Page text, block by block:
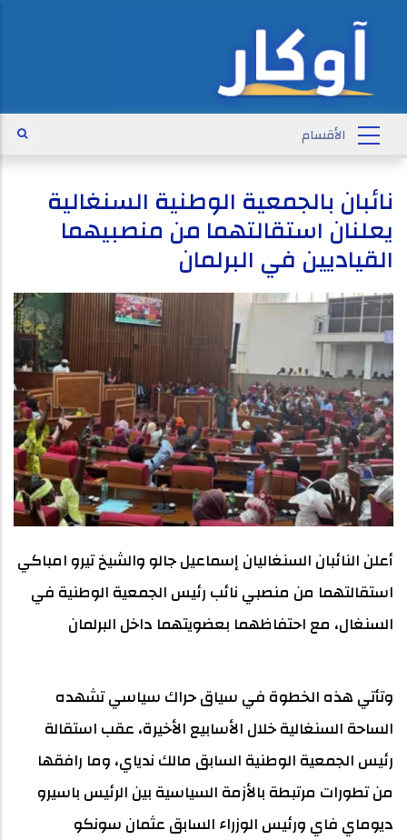
نائبان بالجمعية الوطنية السنغالية
يعلنان استقالتهما من منصبيهما
القياديين في البرلمان
أعلن النائبان السنغاليان إسماعيل جالو والشيخ تيرو امباكي
استقالتهما من منصبي نائب رئيس الجمعية الوطنية في
السنغال، مع احتفاظهما بعضويتهما داخل البرلمان
وتأتي هذه الخطوة في سياق حراك سياسي تشهده
الساحة السنغالية خلال الأسابيع الأخيرة، عقب استقالة
رئيس الجمعية الوطنية السابق مالك ندياي، وما رافقها
من تطورات مرتبطة بالأزمة السياسية بين الرئيس باسيرو
ديوماي فاي ورئيس الوزراء السابق عثمان سونكو